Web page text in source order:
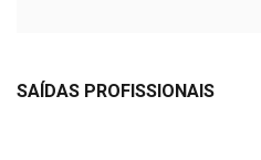
SAÍDAS PROFISSIONAIS